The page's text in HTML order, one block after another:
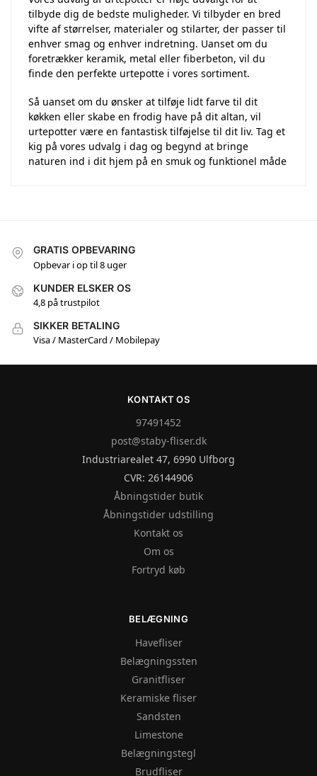
tilbyde dig de bedste muligheder. Vi tilbyder en bred
vifte af størrelser, materialer og stilarter, der passer til
enhver smag og enhver indretning. Uanset om du
foretrækker keramik, metal eller fiberbeton, vil du
finde den perfekte urtepotte i vores sortiment.
Så uanset om du ønsker at tilføje lidt farve til dit
køkken eller skabe en frodig have på dit altan, vil
urtepotter være en fantastisk tilføjelse til dit liv. Tag et
kig på vores udvalg i dag og begynd at bringe
naturen ind i dit hjem på en smuk og funktionel måde
GRATIS OPBEVARING
Opbevar i op til 8 uger
KUNDER ELSKER OS
4,8 på trustpilot
SIKKER BETALING
Visa / MasterCard / Mobilepay
KONTAKT OS
97491452
post@staby-fliser.dk
Industriarealet 47, 6990 Ulfborg
CVR: 26144906
Åbningstider butik
Åbningstider udstilling
Kontakt os
Om os
Fortryd køb
BELÆGNING
Havefliser
Belægningssten
Granitfliser
Keramiske fliser
Sandsten
Limestone
Belægningstegl
Brudfliser